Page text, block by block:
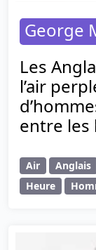
George
Les
l’air
entre les
Air Anglais
Heure